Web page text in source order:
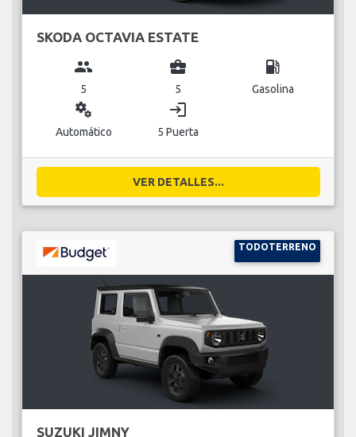
SKODA OCTAVIA ESTATE
group
5
business_center
5
local_gas_station
Gasolina
miscellaneous_services
Automático
login
5 Puerta
VER DETALLES...
TODOTERRENO
SUZUKI JIMNY